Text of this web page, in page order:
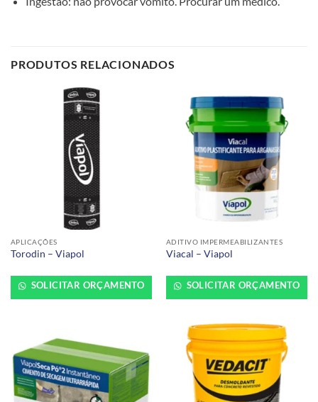
PRODUTOS RELACIONADOS
APLICAÇÕES
Torodin – Viapol
SOLICITAR ORÇAMENTO
ADITIVO IMPERMEABILIZANTES
Viacal – Viapol
SOLICITAR ORÇAMENTO